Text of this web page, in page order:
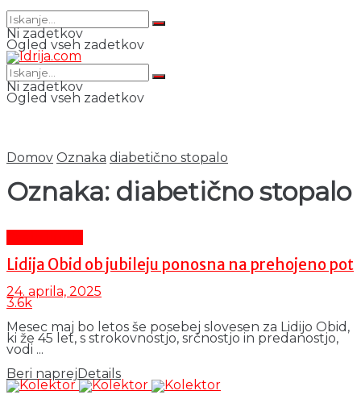
Ni zadetkov
Ogled vseh zadetkov
Ni zadetkov
Ogled vseh zadetkov
Domov Oznaka diabetično stopalo
Oznaka: diabetično stopalo
Lidija Obid ob jubileju ponosna na prehojeno pot
24. aprila, 2025
3.6k
Mesec maj bo letos še posebej slovesen za Lidijo Obid,
ki že 45 let, s strokovnostjo, srčnostjo in predanostjo,
vodi ...
Beri naprej Details